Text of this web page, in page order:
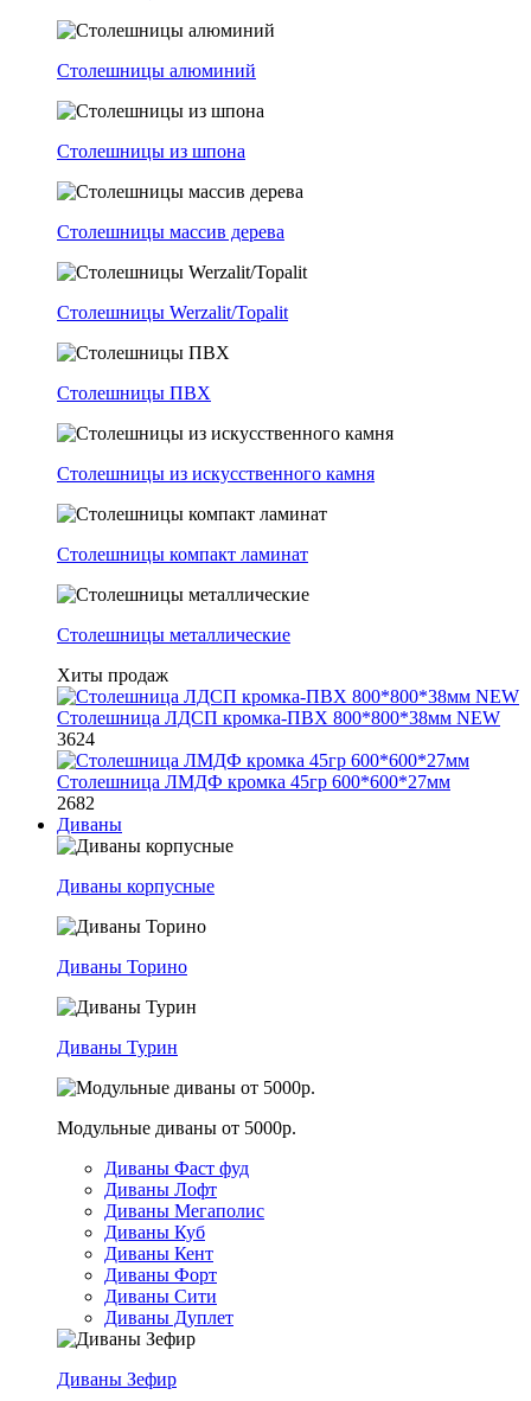
Столешницы алюминий
Столешницы из шпона
Столешницы массив дерева
Столешницы Werzalit/Topalit
Столешницы ПВХ
Столешницы из искусственного камня
Столешницы компакт ламинат
Столешницы металлические
Хиты продаж
Столешница ЛДСП кромка-ПВХ 800*800*38мм NEW
3624
Столешница ЛМДФ кромка 45гр 600*600*27мм
2682
Диваны
Диваны корпусные
Диваны Торино
Диваны Турин
Модульные диваны от 5000р.
Диваны Фаст фуд
Диваны Лофт
Диваны Мегаполис
Диваны Куб
Диваны Кент
Диваны Форт
Диваны Сити
Диваны Дуплет
Диваны Зефир